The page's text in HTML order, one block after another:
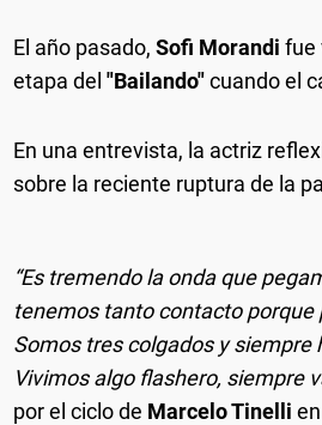
El año pasado, Sofi Morandi fue
etapa del "Bailando"cuando el
En una entrevista, la actriz
sobre la reciente ruptura de la
“Es tremendo la onda que
tenemos tanto contacto porque
Somos tres colgados y siempre
Vivimos algo flashero, siempre
por el ciclo de Marcelo Tinelli